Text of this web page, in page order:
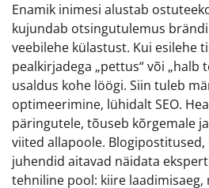
Enamik inimesi alustab
kujundab otsingutulemus
veebilehe külastust. Kui esilehe
pealkirjadega „pettus“ või „halb
usaldus kohe löögi. Siin tuleb
optimeerimine, lühidalt SEO.
päringutele, tõuseb kõrgemale
viited allapoole. Blogipostitused,
juhendid aitavad näidata
tehniline pool: kiire